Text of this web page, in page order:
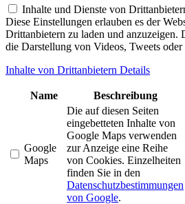
Inhalte und Dienste von
Diese Einstellungen erlauben es der
Drittanbietern zu laden und anzuzeigen.
die Darstellung von Videos, Tweets
Inhalte von Drittanbietern Details
Name Beschreibung
Google
Maps
Die auf diesen Seiten
eingebetteten Inhalte von
Google Maps verwenden
zur Anzeige eine Reihe
von Cookies. Einzelheiten
finden Sie in den
Datenschutzbestimmungen
von Google.